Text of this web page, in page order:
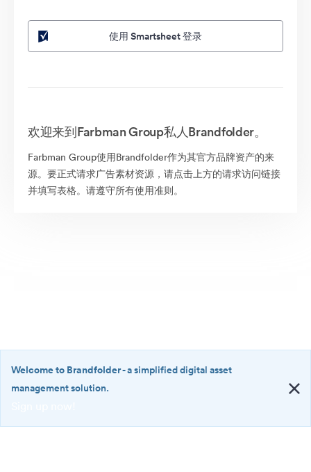
使用 Smartsheet 登录
欢迎来到Farbman Group私人Brandfolder。
Farbman Group使用Brandfolder作为其官方品牌资产的来
源。要正式请求广告素材资源，请点击上方的请求访问链接
并填写表格。请遵守所有使用准则。
·
Welcome to Brandfolder- a simplified digital asset
management solution.